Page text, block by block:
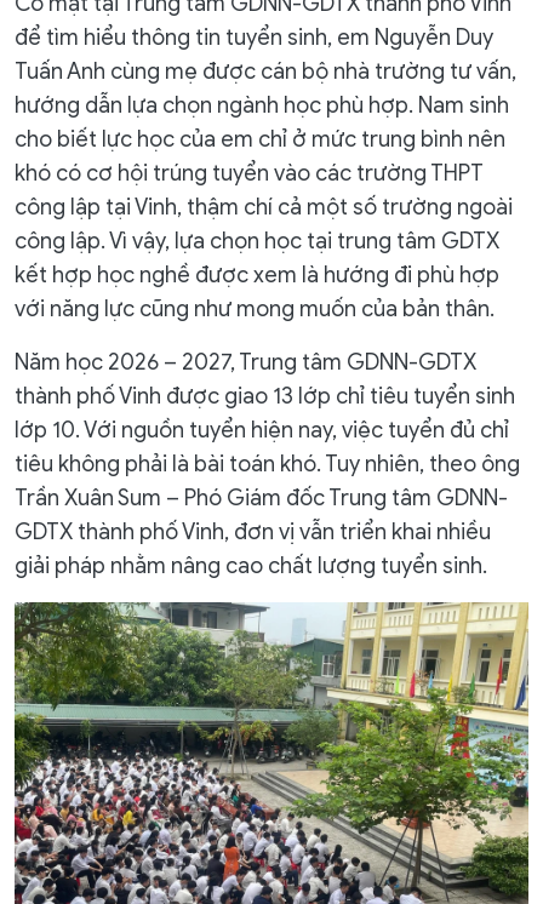
để tìm hiểu thông tin tuyển sinh, em Nguyễn Duy
Tuấn Anh cùng mẹ được cán bộ nhà trường tư vấn,
hướng dẫn lựa chọn ngành học phù hợp. Nam sinh
cho biết lực học của em chỉ ở mức trung bình nên
khó có cơ hội trúng tuyển vào các trường THPT
công lập tại Vinh, thậm chí cả một số trường ngoài
công lập. Vì vậy, lựa chọn học tại trung tâm GDTX
kết hợp học nghề được xem là hướng đi phù hợp
với năng lực cũng như mong muốn của bản thân.
Năm học 2026 – 2027, Trung tâm GDNN-GDTX
thành phố Vinh được giao 13 lớp chỉ tiêu tuyển sinh
lớp 10. Với nguồn tuyển hiện nay, việc tuyển đủ chỉ
tiêu không phải là bài toán khó. Tuy nhiên, theo ông
Trần Xuân Sum – Phó Giám đốc Trung tâm GDNN-
GDTX thành phố Vinh, đơn vị vẫn triển khai nhiều
giải pháp nhằm nâng cao chất lượng tuyển sinh.